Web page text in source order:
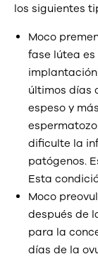
los siguientes
Moco
fase lútea
implantación
últimos días
espeso y
dificulte la
patógenos.
Esta
Moco
después de
para la
días de la